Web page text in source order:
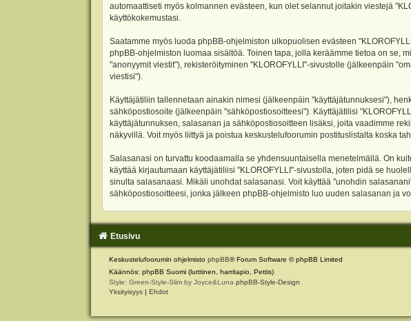
automaattiseti myös kolmannen evästeen, kun olet selannut joitakin viestejä
käyttökokemustasi.
Saatamme myös luoda phpBB-ohjelmiston ulkopuolisen evästeen
phpBB-ohjelmiston luomaa sisältöä. Toinen tapa, jolla keräämme tietoa on se,
"anonyymit viestit"), rekisteröityminen "KLOROFYLLI"-sivustolle (jälkeenpäin
viestisi").
Käyttäjätiliin tallennetaan ainakin nimesi (jälkeenpäin "käyttäjätunnuksesi"),
sähköpostiosoite (jälkeenpäin "sähköpostiosoitteesi"). Käyttäjätilisi
käyttäjätunnuksen, salasanan ja sähköpostiosoitteen lisäksi, joita vaadimme
näkyvillä. Voit myös liittyä ja poistua keskustelufoorumin postituslistalta koska
Salasanasi on turvattu koodaamalla se yhdensuuntaisella menetelmällä. On
käyttää kirjautumaan käyttäjätiliisi "KLOROFYLLI"-sivustolla, joten pidä se
sinulta salasanaasi. Mikäli unohdat salasanasi. Voit käyttää "unohdin
sähköpostiosoitteesi, jonka jälkeen phpBB-ohjelmisto luo uuden salasanan ja
Etusivu
Keskustelufoorumin ohjelmisto phpBB® Forum Software © phpBB Limited
Käännös: phpBB Suomi (lurttinen, harritapio, Pettis)
Style: Green-Style-Slim by Joyce&Luna phpBB-Style-Design
Yksityisyys | Ehdot